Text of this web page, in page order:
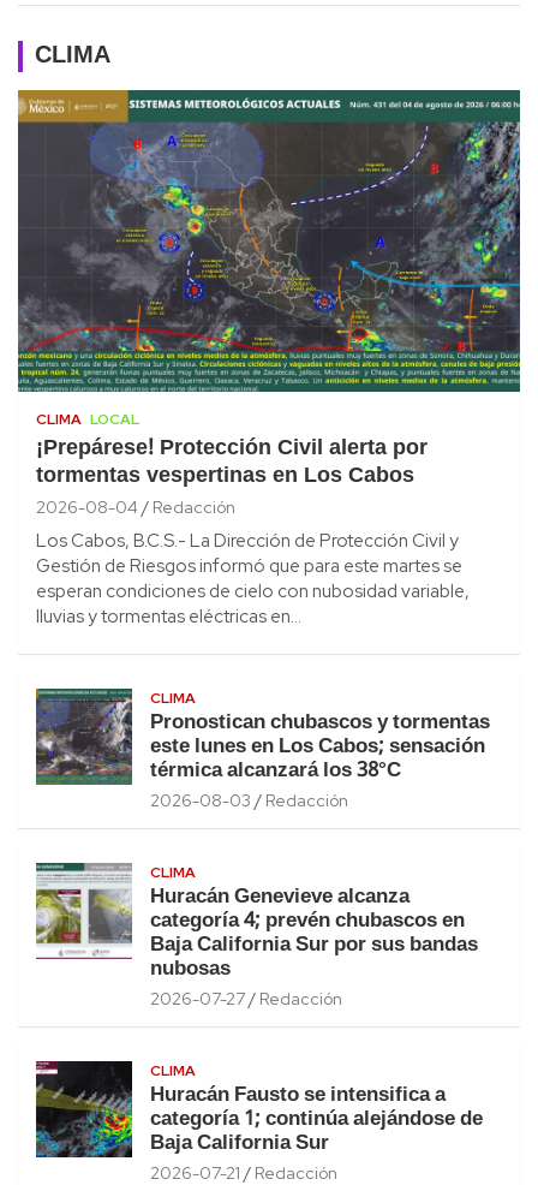
CLIMA
CLIMA LOCAL
¡Prepárese! Protección Civil alerta por
tormentas vespertinas en Los Cabos
2026-08-04 Redacción
Los Cabos, B.C.S.- La Dirección de Protección Civil y
Gestión de Riesgos informó que para este martes se
esperan condiciones de cielo con nubosidad variable,
lluvias y tormentas eléctricas en…
CLIMA
Pronostican chubascos y tormentas
este lunes en Los Cabos; sensación
térmica alcanzará los 38°C
2026-08-03 Redacción
CLIMA
Huracán Genevieve alcanza
categoría 4; prevén chubascos en
Baja California Sur por sus bandas
nubosas
2026-07-27 Redacción
CLIMA
Huracán Fausto se intensifica a
categoría 1; continúa alejándose de
Baja California Sur
2026-07-21 Redacción